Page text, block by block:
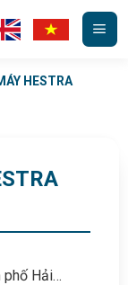
HESTRA
phố Hải